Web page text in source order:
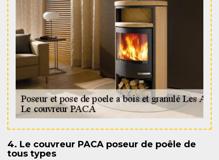
4. Le couvreur PACA poseur de poêle de
tous types